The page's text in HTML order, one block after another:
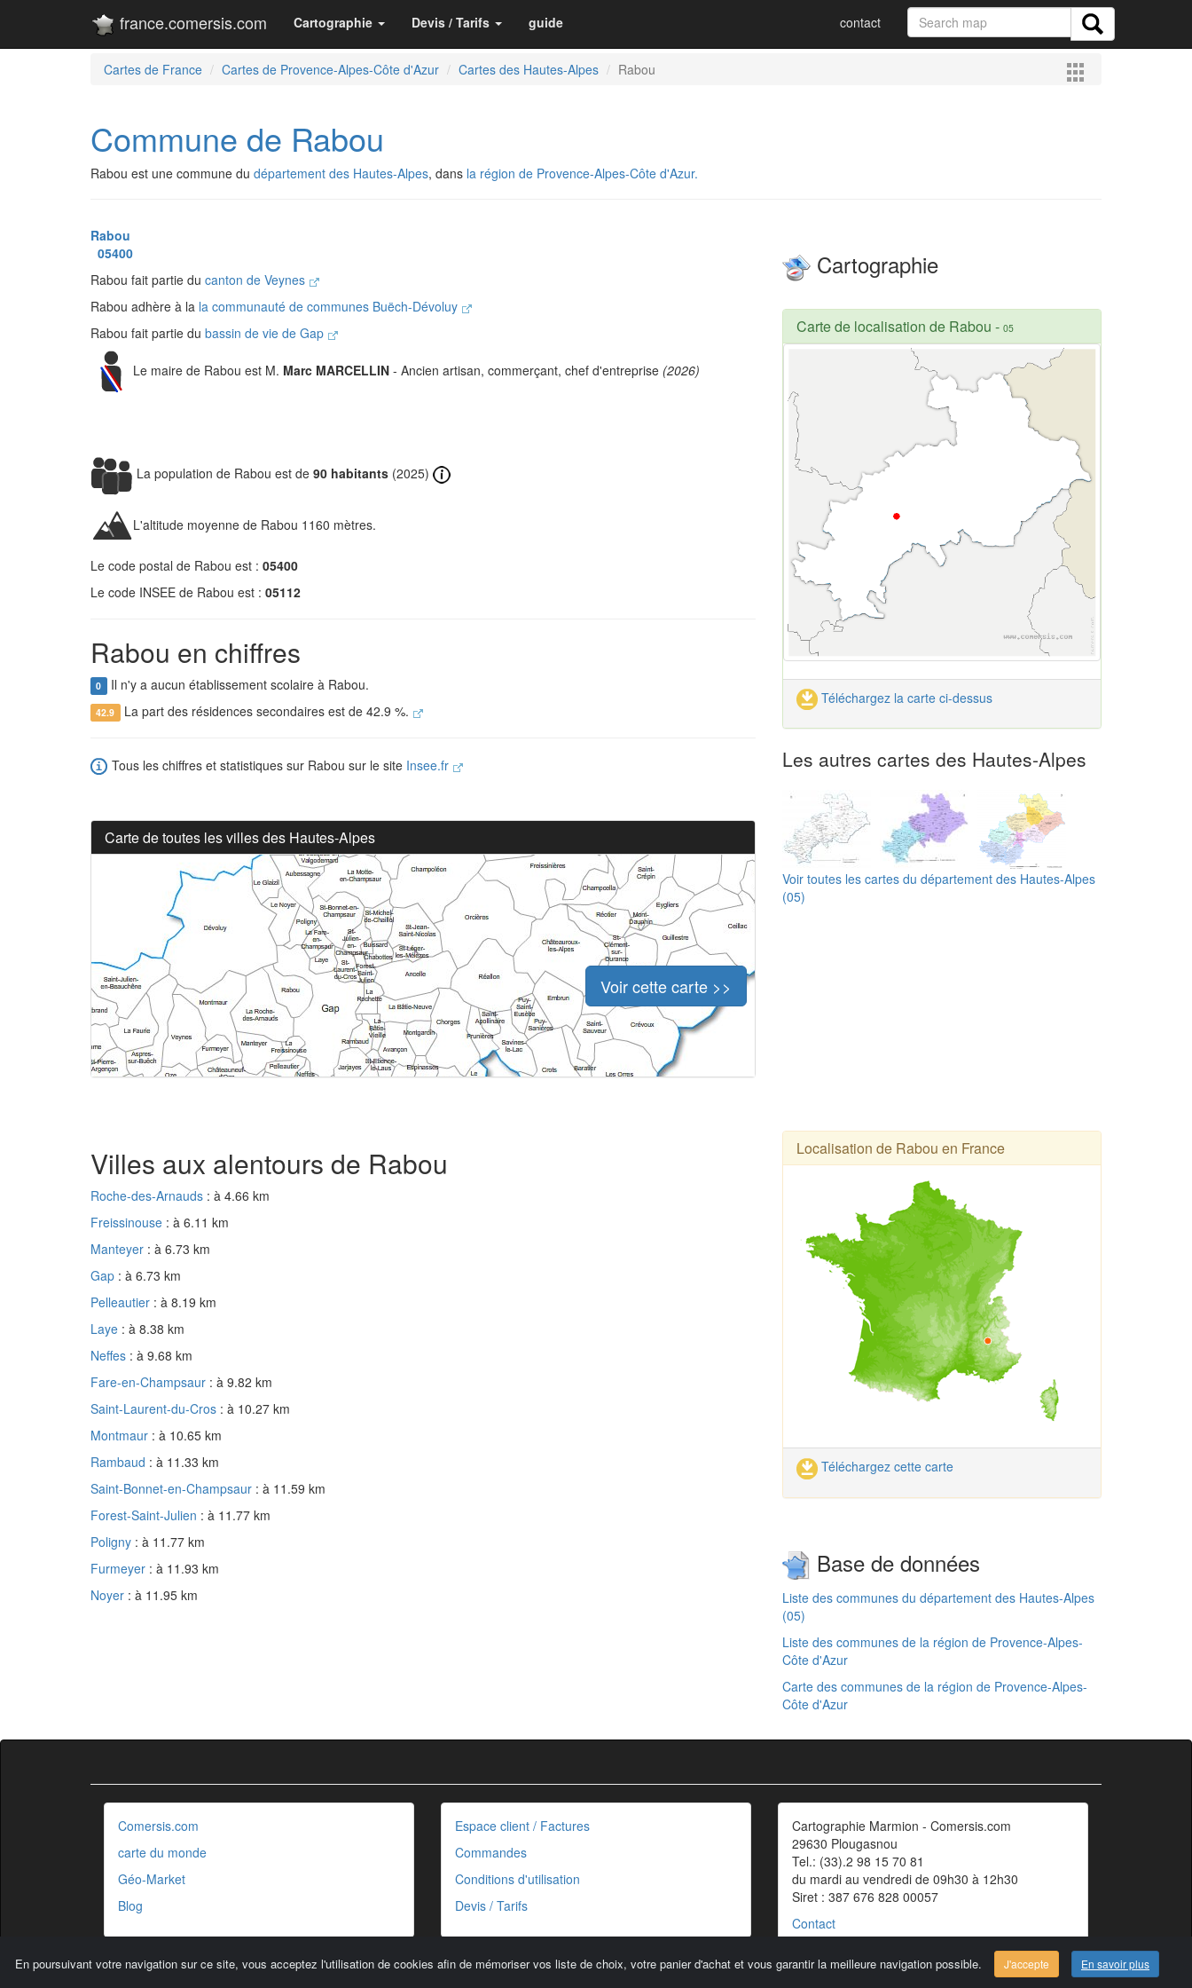
france.comersis.com Cartographie Devis / Tarifs guide contact
Cartes de France Cartes de Provence-Alpes-Côte d'Azur Cartes des Hautes-Alpes Rabou
Commune de Rabou
Rabou est une commune du département des Hautes-Alpes, dans la région de Provence-Alpes-Côte d'Azur.
Rabou
05400
Rabou fait partie du canton de Veynes
Rabou adhère à la la communauté de communes Buëch-Dévoluy
Rabou fait partie du bassin de vie de Gap
Le maire de Rabou est M. Marc MARCELLIN - Ancien artisan, commerçant, chef d'entreprise (2026)
La population de Rabou est de 90 habitants (2025)
L'altitude moyenne de Rabou 1160 mètres.
Le code postal de Rabou est : 05400
Le code INSEE de Rabou est : 05112
Rabou en chiffres
0 Il n'y a aucun établissement scolaire à Rabou.
42.9 La part des résidences secondaires est de 42.9 %.
Tous les chiffres et statistiques sur Rabou sur le site Insee.fr
Carte de toutes les villes des Hautes-Alpes
Voir cette carte >>
Cartographie
Carte de localisation de Rabou - 05
Téléchargez la carte ci-dessus
Les autres cartes des Hautes-Alpes
Voir toutes les cartes du département des Hautes-Alpes
(05)
Villes aux alentours de Rabou
Roche-des-Arnauds : à 4.66 km
Freissinouse : à 6.11 km
Manteyer : à 6.73 km
Gap : à 6.73 km
Pelleautier : à 8.19 km
Laye : à 8.38 km
Neffes : à 9.68 km
Fare-en-Champsaur : à 9.82 km
Saint-Laurent-du-Cros : à 10.27 km
Montmaur : à 10.65 km
Rambaud : à 11.33 km
Saint-Bonnet-en-Champsaur : à 11.59 km
Forest-Saint-Julien : à 11.77 km
Poligny : à 11.77 km
Furmeyer : à 11.93 km
Noyer : à 11.95 km
Localisation de Rabou en France
Téléchargez cette carte
Base de données
Liste des communes du département des Hautes-Alpes
(05)
Liste des communes de la région de Provence-Alpes-
Côte d'Azur
Carte des communes de la région de Provence-Alpes-
Côte d'Azur
En poursuivant votre navigation sur ce site, vous acceptez l'utilisation de cookies afin de mémoriser vos liste de choix, votre panier d'achat et vous garantir la meilleure navigation possible. J'accepte En savoir plus
Comersis.com
carte du monde
Géo-Market
Blog
Espace client / Factures
Commandes
Conditions d'utilisation
Devis / Tarifs
Cartographie Marmion - Comersis.com
29630 Plougasnou
Tel.: (33).2 98 15 70 81
du mardi au vendredi de 09h30 à 12h30
Siret : 387 676 828 00057
Contact